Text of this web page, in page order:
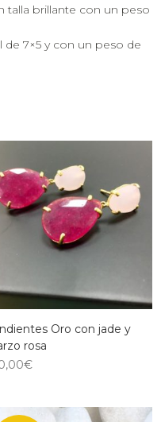
talla brillante con un peso
de 7×5 y con un peso de
Oro con jade y
rosa
€